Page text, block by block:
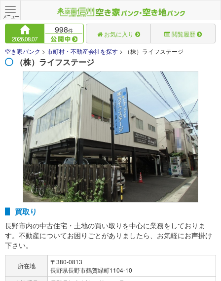
Toggle
navigation
メニュー
2026.08.07
998件 お気に入り 閲覧履歴
空き家バンク > 市町村・不動産会社を探す > （株）ライフステージ
（株）ライフステージ
買取り
長野市内の中古住宅・土地の買い取りを中心に業務をしておりま
す。不動産についてお困りごとがありましたら、お気軽にお声掛け
下さい。
所在地
〒380-0813
長野県長野市鶴賀緑町1104-10